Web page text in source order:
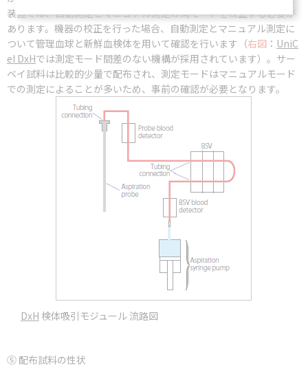
装置では、自動測定とマニュアル測定の両モードを校正する必要が
あります。機器の校正を行った場合、自動測定とマニュアル測定に
ついて管理血球と新鮮血検体を用いて確認を行います（右図 ： UniC
el DxHでは測定モード間差のない機構が採用されています）。サー
ベイ試料は比較的少量で配布され、測定モードはマニュアルモード
での測定によることが多いため、事前の確認が必要となります。
DxH 検体吸引モジュール 流路図
⑤ 配布試料の性状